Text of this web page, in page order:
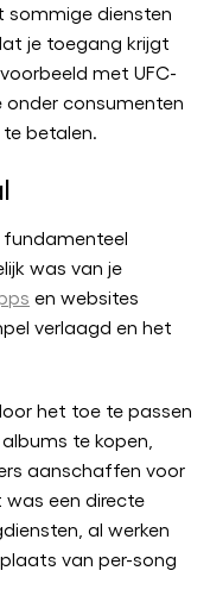
sommige diensten
je toegang krijgt
met UFC-
consumenten
betalen.
fundamenteel
was van je
en websites
verlaagd en het
het toe te passen
te kopen,
aanschaffen voor
was een directe
al werken
van per-song